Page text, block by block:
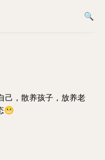
己，散养孩子，放养老
😬